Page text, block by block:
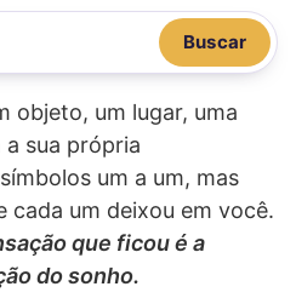
Buscar
objeto, um lugar, uma
a sua própria
um a um, mas
cada um deixou em você.
que ficou é a
do sonho.